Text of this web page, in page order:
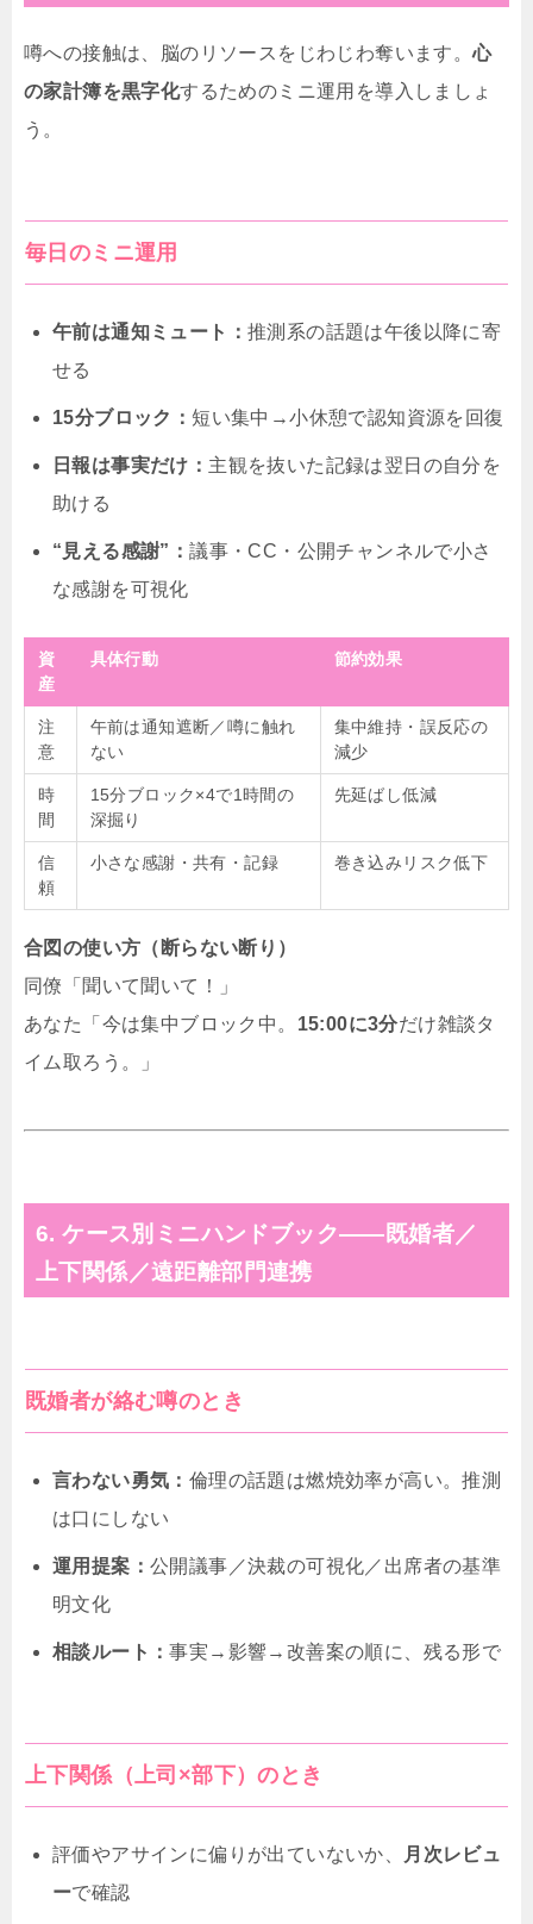
噂への接触は、脳のリソースをじわじわ奪います。心
の家計簿を黒字化するためのミニ運用を導入しましょ
う。
毎日のミニ運用
午前は通知ミュート： 推測系の話題は午後以降に寄
せる
15分ブロック：短い集中→小休憩で認知資源を回復
日報は事実だけ： 主観を抜いた記録は翌日の自分を
助ける
“見える感謝”：議事・CC・公開チャンネルで小さ
な感謝を可視化
資
産
具体行動 節約効果
注
意
午前は通知遮断／噂に触れ
ない
集中維持・誤反応の
減少
時
間
15分ブロック×4で1時間の
深掘り
先延ばし低減
信
頼
小さな感謝・共有・記録 巻き込みリスク低下
合図の使い方（断らない断り）
同僚「聞いて聞いて！」
あなた「今は集中ブロック中。 15:00に3分だけ雑談タ
イム取ろう。」
6. ケース別ミニハンドブック——既婚者／
上下関係／遠距離部門連携
既婚者が絡む噂のとき
言わない勇気： 倫理の話題は燃焼効率が高い。推測
は口にしない
運用提案： 公開議事／決裁の可視化／出席者の基準
明文化
相談ルート：事実→影響→改善案の順に、残る形で
上下関係（上司×部下）のとき
評価やアサインに偏りが出ていないか、
月次レビュ
ーで確認